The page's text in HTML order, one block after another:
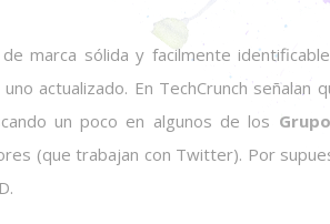
marca sólida y facilmente
actualizado. En TechCrunch señalan
un poco en algunos de los
(que trabajan con Twitter). Por